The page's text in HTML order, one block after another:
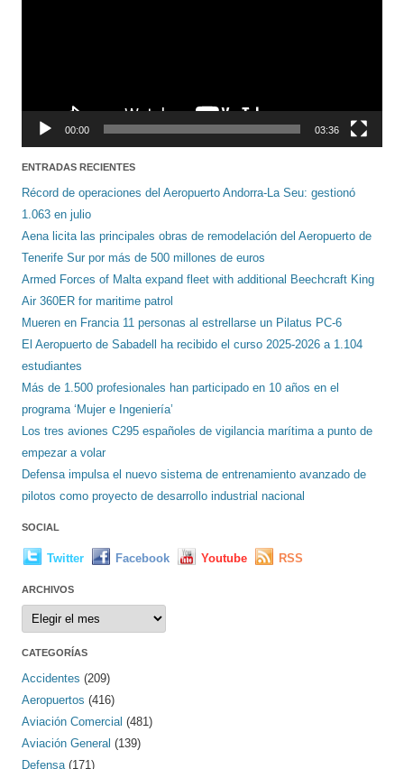
00:00 03:36
ENTRADAS RECIENTES
Récord de operaciones del Aeropuerto Andorra-La Seu: gestionó
1.063 en julio
Aena licita las principales obras de remodelación del Aeropuerto de
Tenerife Sur por más de 500 millones de euros
Armed Forces of Malta expand fleet with additional Beechcraft King
Air 360ER for maritime patrol
Mueren en Francia 11 personas al estrellarse un Pilatus PC-6
El Aeropuerto de Sabadell ha recibido el curso 2025-2026 a 1.104
estudiantes
Más de 1.500 profesionales han participado en 10 años en el
programa ‘Mujer e Ingeniería’
Los tres aviones C295 españoles de vigilancia marítima a punto de
empezar a volar
Defensa impulsa el nuevo sistema de entrenamiento avanzado de
pilotos como proyecto de desarrollo industrial nacional
SOCIAL
Twitter Facebook Youtube RSS
ARCHIVOS
Archivos
CATEGORÍAS
Accidentes (209)
Aeropuertos (416)
Aviación Comercial (481)
Aviación General (139)
Defensa (171)